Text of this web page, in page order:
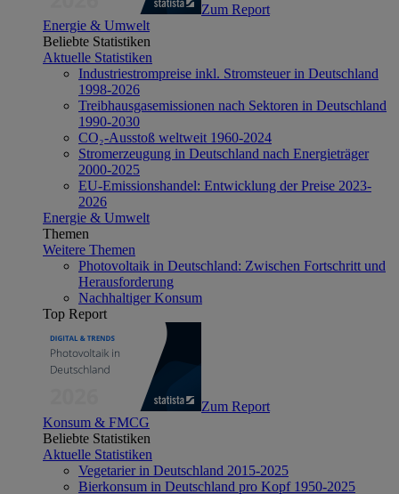
Zum Report
Energie & Umwelt
Beliebte Statistiken
Aktuelle Statistiken
Industriestrompreise inkl. Stromsteuer in Deutschland
1998-2026
Treibhausgasemissionen nach Sektoren in Deutschland
1990-2030
CO₂-Ausstoß weltweit 1960-2024
Stromerzeugung in Deutschland nach Energieträger
2000-2025
EU-Emissionshandel: Entwicklung der Preise 2023-
2026
Energie & Umwelt
Themen
Weitere Themen
Photovoltaik in Deutschland: Zwischen Fortschritt und
Herausforderung
Nachhaltiger Konsum
Top Report
Zum Report
Konsum & FMCG
Beliebte Statistiken
Aktuelle Statistiken
Vegetarier in Deutschland 2015-2025
Bierkonsum in Deutschland pro Kopf 1950-2025